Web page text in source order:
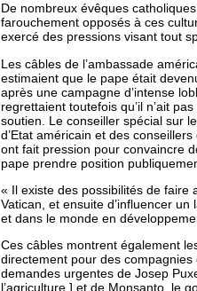
De nombreux évêques
farouchement opposés à ces
exercé des pressions visant tout
Les câbles de l’ambassade
estimaient que le pape était
après une campagne d’intense
regrettaient toutefois qu’il n’ait
soutien. Le conseiller spécial sur
d’Etat américain et des
ont fait pression pour convaincre
pape prendre position
« Il existe des possibilités de faire
Vatican, et ensuite d’influencer
et dans le monde en
Ces câbles montrent également
directement pour des
demandes urgentes de Josep
l’agriculture ] et de Monsanto, le